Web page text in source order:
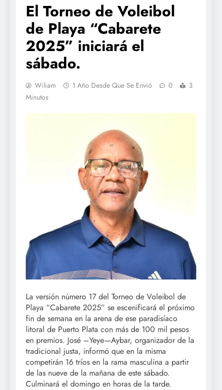
El Torneo de Voleibol
de Playa “Cabarete
2025” iniciará el
sábado.
Wiliam 1 Año Desde Que Se Envió 0
3
Minutos
La versión número 17 del Torneo de Voleibol de
Playa “Cabarete 2025” se escenificará el próximo
fin de semana en la arena de ese paradisíaco
litoral de Puerto Plata con más de 100 mil pesos
en premios. José –Yeye—Aybar, organizador de la
tradicional justa, informó que en la misma
competirán 16 tríos en la rama masculina a partir
de las nueve de la mañana de este sábado.
Culminará el domingo en horas de la tarde.